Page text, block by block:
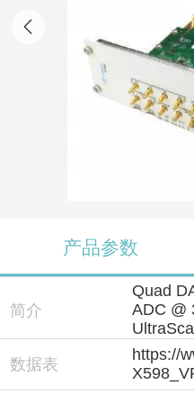
产品参数
简介
Quad
ADC @
数据表
https://